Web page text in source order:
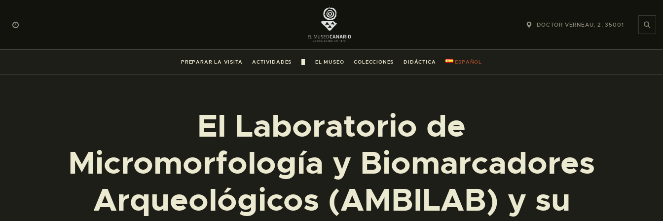
DOCTOR VERNEAU, 2, 35001
PREPARAR LA VISITA ACTIVIDADES EL MUSEO COLECCIONES DIDÁCTICA ESPAÑOL
El Laboratorio de
Micromorfología y Biomarcadores
Arqueológicos (AMBILAB) y su
PREPARAR LA VISITA
ACTIVIDADES
█
COLECCIONES
DIDÁCTICA
ESPAÑOL